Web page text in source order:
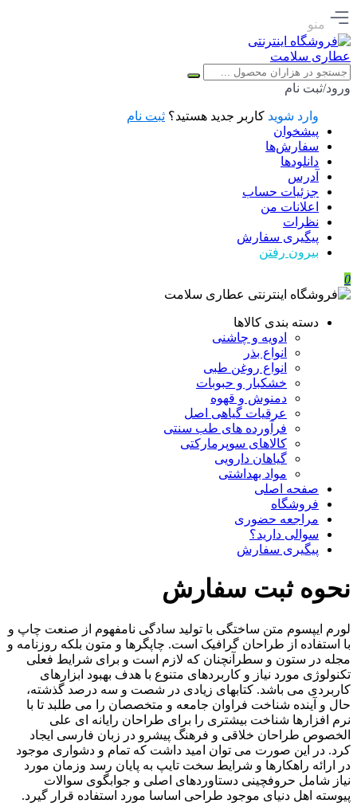
منو
ورود/ثبت نام
وارد شوید کاربر جدید هستید؟ ثبت نام
پیشخوان
سفارش‌ها
دانلودها
آدرس
جزئیات حساب
اعلانات من
نظرات
پیگیری سفارش
بیرون رفتن
0
دسته بندی کالاها
ادویه و چاشنی
انواع بذر
انواع روغن طبی
خشکبار و حبوبات
دمنوش و قهوه
عرقیات گیاهی اصل
فرآورده های طب سنتی
کالاهای سوپرمارکتی
گیاهان دارویی
مواد بهداشتی
صفحه اصلی
فروشگاه
مراجعه حضوری
سوالی دارید؟
پیگیری سفارش
نحوه ثبت سفارش
لورم ایپسوم متن ساختگی با تولید سادگی نامفهوم از صنعت چاپ و
با استفاده از طراحان گرافیک است. چاپگرها و متون بلکه روزنامه و
مجله در ستون و سطرآنچنان که لازم است و برای شرایط فعلی
تکنولوژی مورد نیاز و کاربردهای متنوع با هدف بهبود ابزارهای
کاربردی می باشد. کتابهای زیادی در شصت و سه درصد گذشته،
حال و آینده شناخت فراوان جامعه و متخصصان را می طلبد تا با
نرم افزارها شناخت بیشتری را برای طراحان رایانه ای علی
الخصوص طراحان خلاقی و فرهنگ پیشرو در زبان فارسی ایجاد
کرد. در این صورت می توان امید داشت که تمام و دشواری موجود
در ارائه راهکارها و شرایط سخت تایپ به پایان رسد وزمان مورد
نیاز شامل حروفچینی دستاوردهای اصلی و جوابگوی سوالات
پیوسته اهل دنیای موجود طراحی اساسا مورد استفاده قرار گیرد.